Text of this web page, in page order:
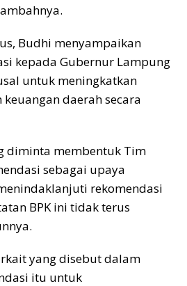
Budhi menyampaikan
kepada Gubernur Lampung
untuk meningkatkan
daerah secara
diminta membentuk Tim
sebagai upaya
rekomendasi
BPK ini tidak terus
yang disebut dalam
itu untuk